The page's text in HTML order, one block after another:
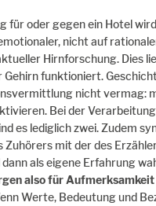
für oder gegen ein Hotel
nicht auf
Hirnforschung. Dies
Gehirn funktioniert.
nicht vermag:
Bei der
es lediglich zwei. Zudem
mit der des
als eigene Erfahrung
also für Aufmerksamkeit
Werte, Bedeutung und